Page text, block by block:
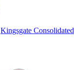
Kingsgate Consolidated